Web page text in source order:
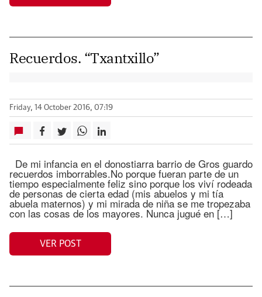
Recuerdos. “Txantxillo”
Friday, 14 October 2016, 07:19
De mi infancia en el donostiarra barrio de Gros guardo
recuerdos imborrables.No porque fueran parte de un
tiempo especialmente feliz sino porque los viví rodeada
de personas de cierta edad (mis abuelos y mi tía
abuela maternos) y mi mirada de niña se me tropezaba
con las cosas de los mayores. Nunca jugué en […]
VER POST